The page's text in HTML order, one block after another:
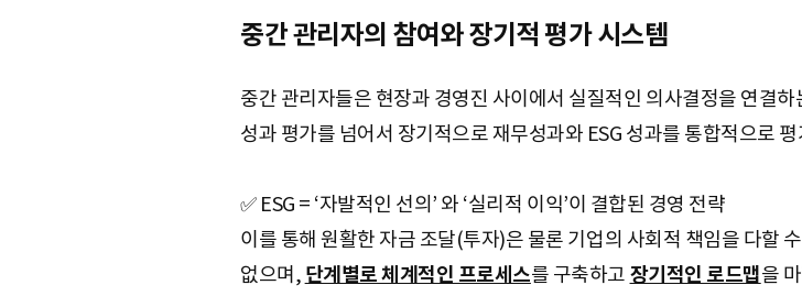
중간 관리자의 참여와 장기적 평가 시스템
중간 관리자들은 현장과 경영진 사이에서 실질적인 의사결정을 연결
성과 평가를 넘어서 장기적으로 재무성과와 ESG 성과를 통합적으로
✅ ESG = ‘자발적인 선의’ 와 ‘실리적 이익’이 결합된 경영 전략
이를 통해 원활한 자금 조달(투자)은 물론 기업의 사회적 책임을 다할
없으며, 단계별로 체계적인 프로세스를 구축하고 장기적인 로드맵을